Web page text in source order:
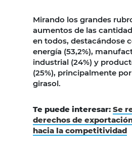
Mirando los grandes
aumentos de las
en todos, destacándose
energía (53,2%),
industrial (24%) y
(25%), principalmente
girasol.
Te puede interesar: Se
derechos de
hacia la competitividad